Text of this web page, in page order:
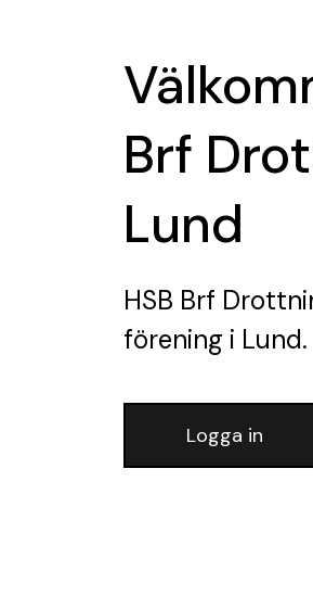
Brf
Lund
HSB Brf
förening i Lund.
Logga in